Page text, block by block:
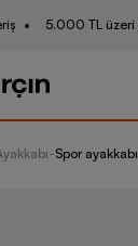
5.000 TL üzeri
-Spor ayakkabı